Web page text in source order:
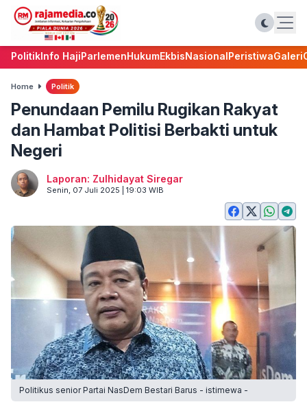
PolitikInfo HajiParlemenHukumEkbisNasionalPeristiwaGaleri
Home Politik
Penundaan Pemilu Rugikan Rakyat
dan Hambat Politisi Berbakti untuk
Negeri
Laporan: Zulhidayat Siregar
Senin, 07 Juli 2025 | 19:03 WIB
Politikus senior Partai NasDem Bestari Barus - istimewa -